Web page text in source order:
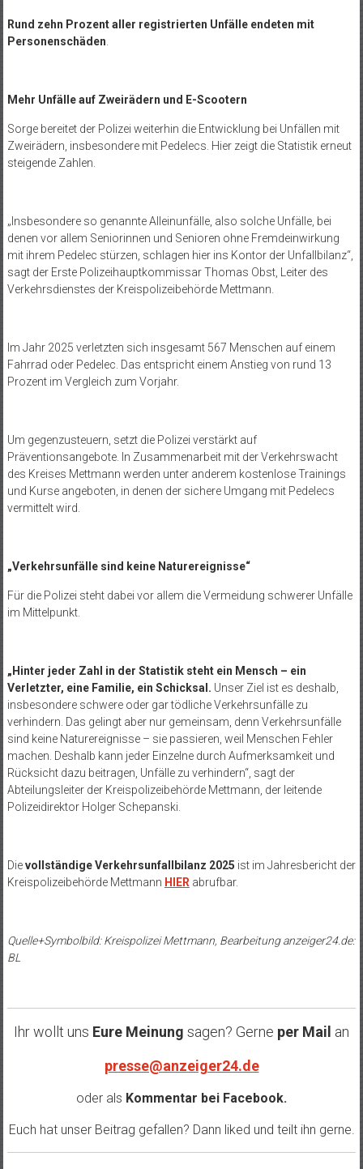
Rund zehn Prozent aller registrierten Unfälle endeten mit
Personenschäden
Mehr Unfälle auf Zweirädern und E-Scootern
Sorge bereitet der Polizei weiterhin die Entwicklung bei Unfällen mit
Zweirädern, insbesondere mit Pedelecs. Hier zeigt die Statistik erneut
steigende Zahlen.
„Insbesondere so genannte Alleinunfälle, also solche Unfälle, bei
denen vor allem Seniorinnen und Senioren ohne Fremdeinwirkung
mit ihrem Pedelec stürzen, schlagen hier ins Kontor der Unfallbilanz“,
sagt der Erste Polizeihauptkommissar Thomas Obst, Leiter des
Verkehrsdienstes der Kreispolizeibehörde Mettmann.
Im Jahr 2025 verletzten sich insgesamt 567 Menschen auf einem
Fahrrad oder Pedelec. Das entspricht einem Anstieg von rund 13
Prozent im Vergleich zum Vorjahr.
Um gegenzusteuern, setzt die Polizei verstärkt auf
Präventionsangebote. In Zusammenarbeit mit der Verkehrswacht
des Kreises Mettmann werden unter anderem kostenlose Trainings
und Kurse angeboten, in denen der sichere Umgang mit Pedelecs
vermittelt wird.
„Verkehrsunfälle sind keine Naturereignisse“
Für die Polizei steht dabei vor allem die Vermeidung schwerer Unfälle
im Mittelpunkt.
„Hinter jeder Zahl in der Statistik steht ein Mensch – ein
Verletzter, eine Familie, ein Schicksal. Unser Ziel ist es deshalb,
insbesondere schwere oder gar tödliche Verkehrsunfälle zu
verhindern. Das gelingt aber nur gemeinsam, denn Verkehrsunfälle
sind keine Naturereignisse – sie passieren, weil Menschen Fehler
machen. Deshalb kann jeder Einzelne durch Aufmerksamkeit und
Rücksicht dazu beitragen, Unfälle zu verhindern“, sagt der
Abteilungsleiter der Kreispolizeibehörde Mettmann, der leitende
Polizeidirektor Holger Schepanski.
Dievollständige Verkehrsunfallbilanz 2025 ist im Jahresbericht der
Kreispolizeibehörde Mettmann HIER abrufbar.
Quelle+Symbolbild: Kreispolizei Mettmann, Bearbeitunganzeiger24.de:
BL
Ihr wollt uns Eure Meinung sagen? Gerne per Mail an
presse@anzeiger24.de
oder als Kommentar bei Facebook.
Euch hat unser Beitrag gefallen? Dann liked und teilt ihn gerne.